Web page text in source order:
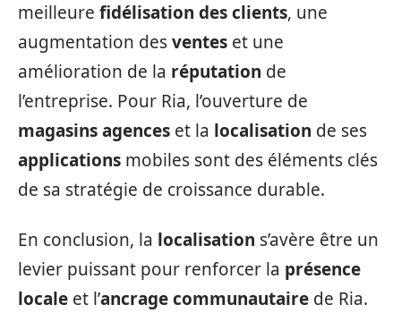
meilleure fidélisation des clients, une
augmentation desventes et une
amélioration de la réputation de
l’entreprise. Pour Ria, l’ouverture de
magasins agences et la localisation de ses
applications mobiles sont des éléments clés
de sa stratégie de croissance durable.
En conclusion, la localisation s’avère être un
levier puissant pour renforcer la présence
locale et l’ancrage communautaire de Ria.